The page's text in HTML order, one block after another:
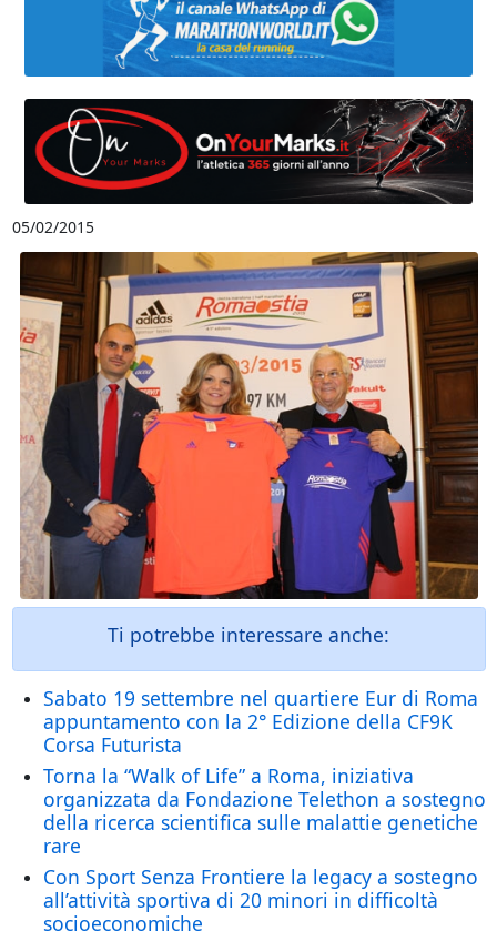
05/02/2015
Ti potrebbe interessare anche:
Sabato 19 settembre nel quartiere Eur di Roma
appuntamento con la 2° Edizione della CF9K
Corsa Futurista
Torna la “Walk of Life” a Roma, iniziativa
organizzata da Fondazione Telethon a sostegno
della ricerca scientifica sulle malattie genetiche
rare
Con Sport Senza Frontiere la legacy a sostegno
all’attività sportiva di 20 minori in difficoltà
socioeconomiche